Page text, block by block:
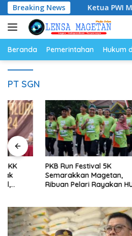
Langsung
ke
konten
Breaking NewsKetua PWI Magetan:
Beranda Pemerintahan Hukum
PT SGN
PKB Run Festival 5K
Semarakkan Magetan,
Ribuan Pelari Rayakan HUT